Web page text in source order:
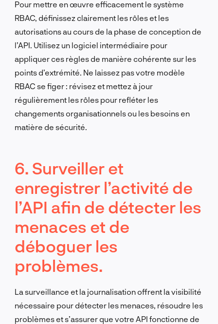
Pour mettre en œuvre efficacement le système
RBAC, définissez clairement les rôles et les
autorisations au cours de la phase de conception de
l’API. Utilisez un logiciel intermédiaire pour
appliquer ces règles de manière cohérente sur les
points d’extrémité. Ne laissez pas votre modèle
RBAC se figer : révisez et mettez à jour
régulièrement les rôles pour refléter les
changements organisationnels ou les besoins en
matière de sécurité.
6. Surveiller et
enregistrer l’activité de
l’API afin de détecter les
menaces et de
déboguer les
problèmes.
La surveillance et la journalisation offrent la visibilité
nécessaire pour détecter les menaces, résoudre les
problèmes et s’assurer que votre API fonctionne de